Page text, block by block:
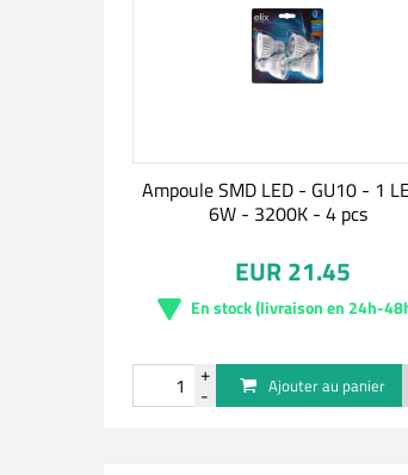
Ampoule SMD LED - GU10 - 1
6W - 3200K - 4 pcs
EUR 21.45
En stock (livraison en 24h-
Ajouter au panier